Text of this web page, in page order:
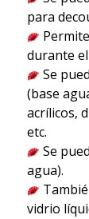
para
durante
Se
(base
acrílicos,
etc.
Se
agua).
vidrio